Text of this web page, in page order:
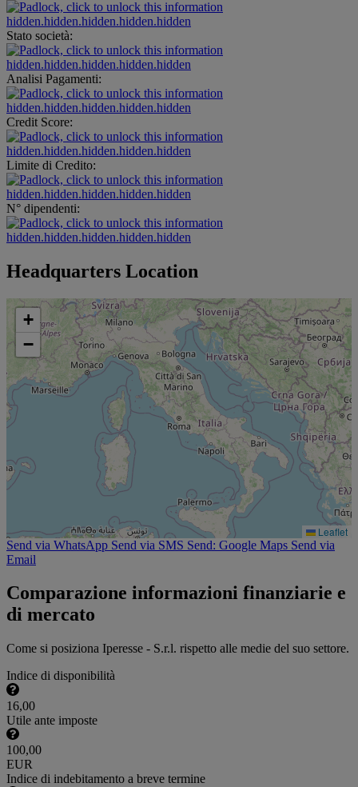
hidden.hidden.hidden.hidden.hidden
Stato società:
hidden.hidden.hidden.hidden.hidden
Analisi Pagamenti:
hidden.hidden.hidden.hidden.hidden
Credit Score:
hidden.hidden.hidden.hidden.hidden
Limite di Credito:
hidden.hidden.hidden.hidden.hidden
N° dipendenti:
hidden.hidden.hidden.hidden.hidden
Headquarters Location
+
−
Leaflet
Send via WhatsApp Send via SMS Send: Google Maps Send via
Email
Comparazione informazioni finanziarie e
di mercato
Come si posiziona Iperesse - S.r.l. rispetto alle medie del suo settore.
Indice di disponibilità
16,00
Utile ante imposte
100,00
EUR
Indice di indebitamento a breve termine